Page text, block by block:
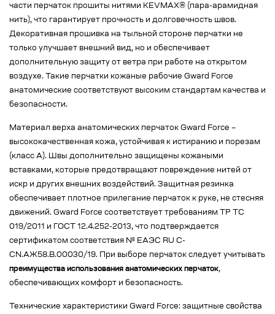
части перчаток прошиты нитями KEVMAX® (пара-арамидная
нить), что гарантирует прочность и долговечность швов.
Декоративная прошивка на тыльной стороне перчатки не
только улучшает внешний вид, но и обеспечивает
дополнительную защиту от ветра при работе на открытом
воздухе. Такие перчатки кожаные рабочие Gward Force
анатомические соответствуют высоким стандартам качества и
безопасности.
Материал верха анатомических перчаток Gward Force –
высококачественная кожа, устойчивая к истиранию и порезам
(класс А). Швы дополнительно защищены кожаными
вставками, которые предотвращают повреждение нитей от
искр и других внешних воздействий. Защитная резинка
обеспечивает плотное прилегание перчаток к руке, не стесняя
движений. Gward Force соответствует требованиям ТР ТС
019/2011 и ГОСТ 12.4.252-2013, что подтверждается
сертификатом соответствия № EAЭС RU C-
CN.АЖ58.В.00030/19. При выборе перчаток следует учитывать
преимущества использования анатомических перчаток,
обеспечивающих комфорт и безопасность.
Технические характеристики Gward Force: защитные свойства